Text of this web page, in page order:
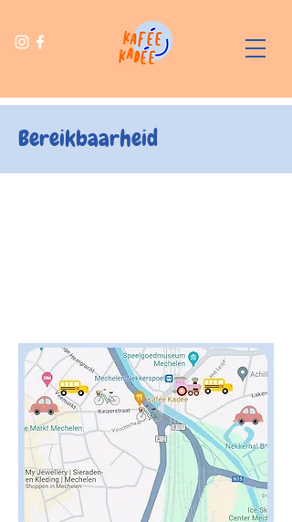
Bereikbaarheid